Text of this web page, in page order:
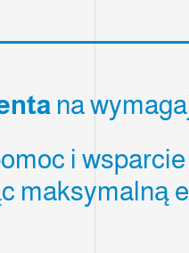
na
i